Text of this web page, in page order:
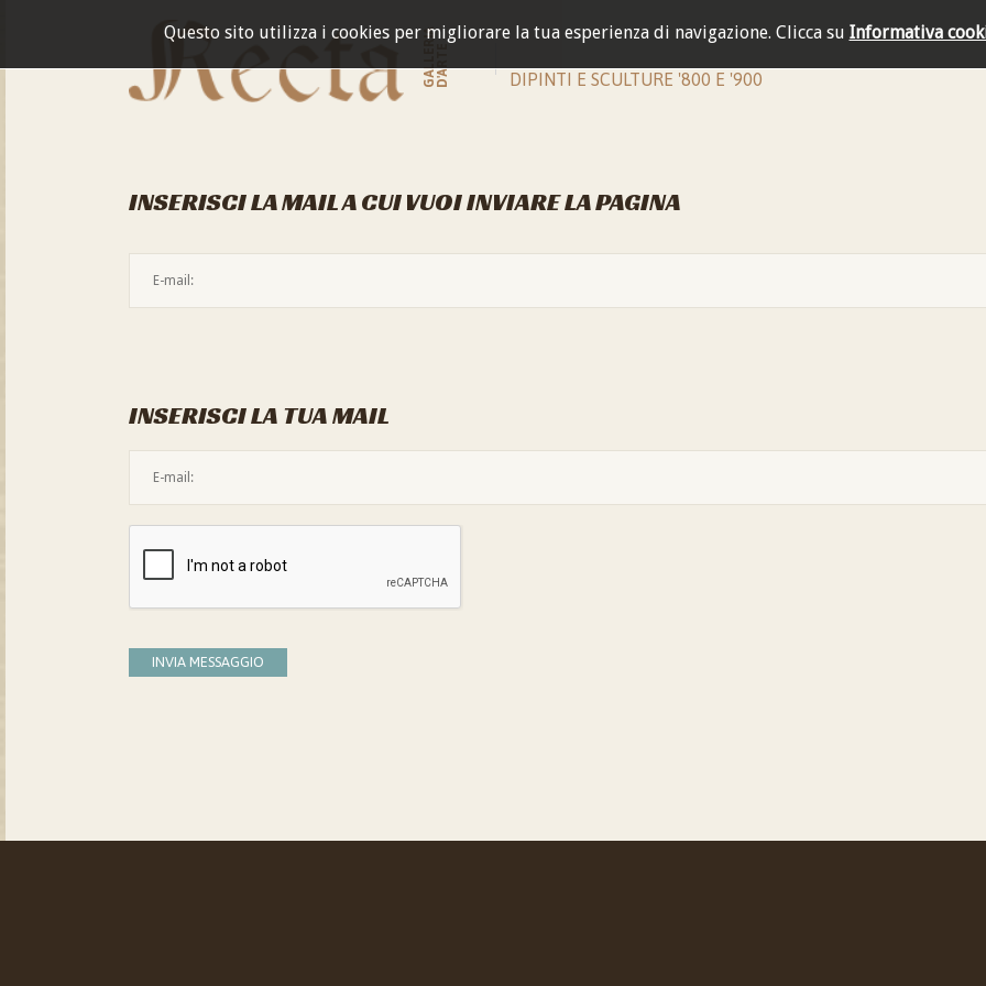
Questo sito utilizza i cookies per migliorare la tua esperienza di navigazione. Clicca su Informativa
GALLERIAD'ARTE DIPINTI E SCULTURE '800 E '900
INSERISCI LA MAIL A CUI VUOI INVIARE LA PAGINA
INSERISCI LA TUA MAIL
INVIA MESSAGGIO